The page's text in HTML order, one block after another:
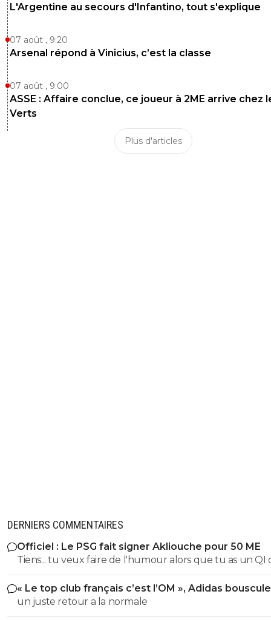
L'Argentine au secours d'Infantino, tout s'explique
07 août , 9:20
Arsenal répond à Vinicius, c’est la classe
07 août , 9:00
ASSE : Affaire conclue, ce joueur à 2ME arrive chez
Verts
Plus d'articles
DERNIERS COMMENTAIRES
Officiel : Le PSG fait signer Akliouche pour 50 ME
Tiens... tu veux faire de l'humour alors que tu as un QI
poisson rouge ? Je me demande bien qui t'a aidé pour la
vision da la queue de chat. Bah.... ça doit être de la bonne !...
hein ? Mdr
« Le top club français c’est l’OM », Adidas
PSG
un juste retour a la normale